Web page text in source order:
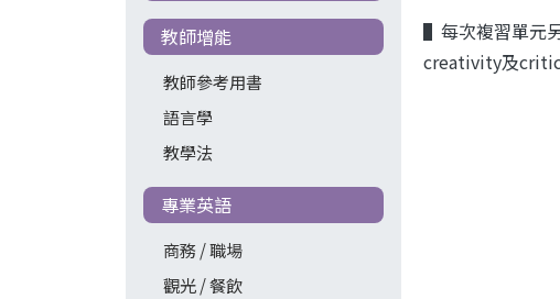
教師增能
教師參考用書
語言學
教學法
專業英語
商務 / 職場
觀光 / 餐飲
▌每次複習單元
creativity及